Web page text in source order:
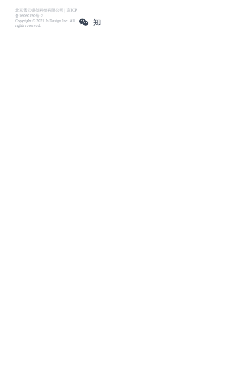
北京雪云锐创科技有限公司 | 京ICP
备16060150号-2
Copyright © 2021 Js.Design Inc. All
rights reserved.